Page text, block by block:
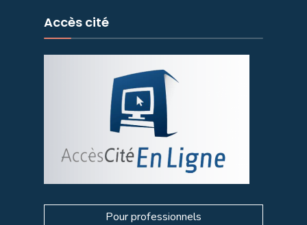
Accès cité
Pour professionnels